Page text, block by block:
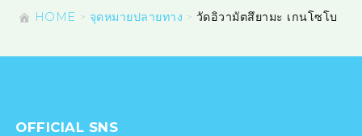
HOME จุดหมายปลายทาง วัดอิวามัตสึยามะ เกนโซโบ
OFFICIAL SNS